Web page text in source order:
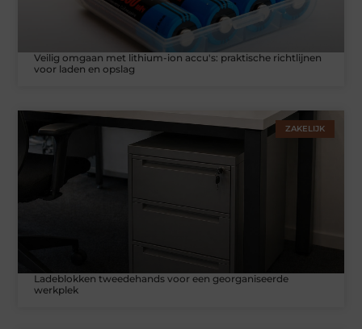
Veilig omgaan met lithium-ion accu's: praktische richtlijnen
voor laden en opslag
ZAKELIJK
Ladeblokken tweedehands voor een georganiseerde
werkplek